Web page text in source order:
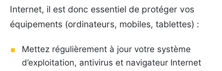
Internet, il est donc essentiel de protéger vos
équipements (ordinateurs, mobiles, tablettes) :
Mettez régulièrement à jour votre système
d’exploitation, antivirus et navigateur Internet